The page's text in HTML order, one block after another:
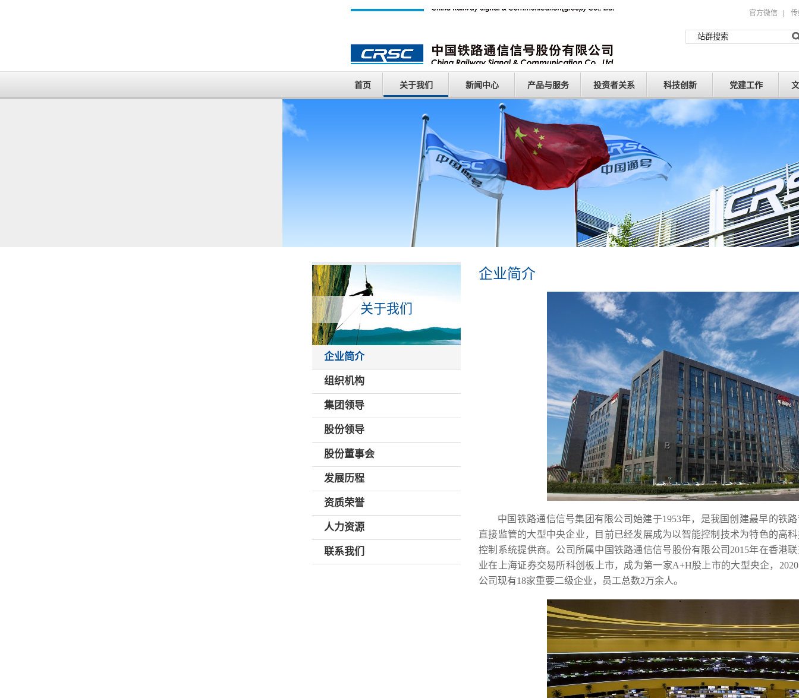
官方微信
首页 关于我们 新闻中心 产品与服务 投资者关系 科技创新 党建工作
关于我们
企业简介
组织机构
集团领导
股份领导
股份董事会
发展历程
资质荣誉
人力资源
联系我们
企业简介
中国铁路通信信号集团有限公司始建于1953年，是我国创建最早的铁
直接监管的大型中央企业，目前已经发展成为以智能控制技术为特色的高
控制系统提供商。公司所属中国铁路通信信号股份有限公司2015年在香港
业在上海证券交易所科创板上市，成为第一家A+H股上市的大型央企，
公司现有18家重要二级企业，员工总数2万余人。